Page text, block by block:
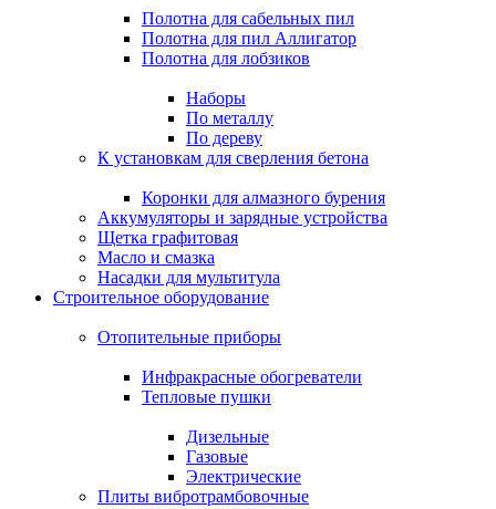
Полотна для сабельных пил
Полотна для пил Аллигатор
Полотна для лобзиков
Наборы
По металлу
По дереву
К установкам для сверления бетона
Коронки для алмазного бурения
Аккумуляторы и зарядные устройства
Щетка графитовая
Масло и смазка
Насадки для мультитула
Строительное оборудование
Отопительные приборы
Инфракрасные обогреватели
Тепловые пушки
Дизельные
Газовые
Электрические
Плиты вибротрамбовочные